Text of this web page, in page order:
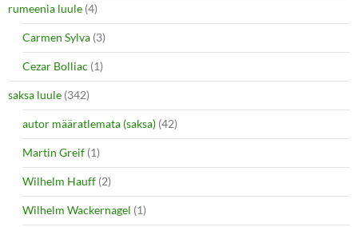
rumeenia luule (4)
Carmen Sylva (3)
Cezar Bolliac (1)
saksa luule (342)
autor määratlemata (saksa) (42)
Martin Greif (1)
Wilhelm Hauff (2)
Wilhelm Wackernagel (1)